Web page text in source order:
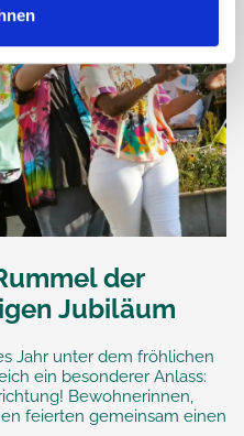
der
Jubiläum
Jahr unter dem fröhlichen
ein besonderer Anlass:
Bewohnerinnen,
feierten gemeinsam einen